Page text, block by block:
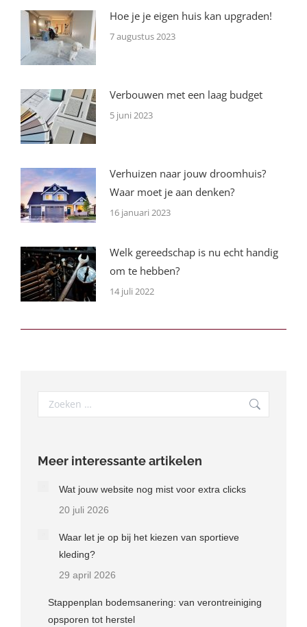
Hoe je je eigen huis kan upgraden!
7 augustus 2023
Verbouwen met een laag budget
5 juni 2023
Verhuizen naar jouw droomhuis?
Waar moet je aan denken?
16 januari 2023
Welk gereedschap is nu echt handig
om te hebben?
14 juli 2022
Search:
Meer interessante artikelen
Wat jouw website nog mist voor extra clicks
20 juli 2026
Waar let je op bij het kiezen van sportieve
kleding?
29 april 2026
Stappenplan bodemsanering: van verontreiniging
opsporen tot herstel